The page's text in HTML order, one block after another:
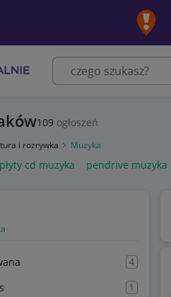
109 ogłoszeń
i rozrywka Muzyka
płyty cd muzyka pendrive muzyka
4
1